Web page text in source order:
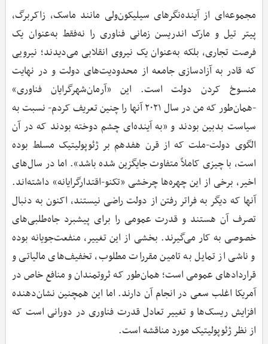
مجموعه‌ای از آینده‌نگرهای سیلیکون‌ولی مانند ماسک، زاکربرگ،
پیتر تیل و مارک اندریسن زمانی فناوری را نه‌فقط به‌عنوان یک
فرصت تجاری، بلکه به‌عنوان یک نیروی انقلابی می‌دیدند؛ نیرویی
که قادر به آزادسازی جامعه از محدودیت‌های دولت و در نهایت
منسوخ کردن دولت است. این «آرمان‌شهرگرایان فناوری»
-همان‌طور که من در سال ۲۰۲۱ آنها را چنین تعریف کردم- نسبت به
سیاست بدبین بودند و «به آینده‌ای چشم دوخته بودند که در آن
الگوی دولت-ملت که از قرن هفدهم بر ژئوپولیتیک مسلط بوده
است، با چیزی کاملاً متفاوت جایگزین شده باشد». اما در سال‌های
اخیر، برخی از این چهره‌ها چرخشی «تکنو-اقتدارگرایانه» داشته‌اند.
آنها که دیگر به فراتر رفتن از دولت راضی نیستند، اکنون به دنبال
تصرف آن هستند و قدرت عمومی را برای پیشبرد جاه‌طلبی‌های
خصوصی به کار می‌گیرند. بخشی از این تغییر، منفعت‌جویانه بوده
و ناشی از تمایل به تامین مقررات مطلوب، تخفیف‌های مالیاتی و
قراردادهای عمومی است؛ همان‌طور که ثروتمندان و منافع خاص در
آمریکا اغلب سعی در انجام آن دارند. اما این همچنین نشان‌دهنده
افزایش ریسک‌ها و تغییر تعادل قدرت فناوری در دورانی است که
از نظر ژئوپولیتیک مورد مناقشه است.